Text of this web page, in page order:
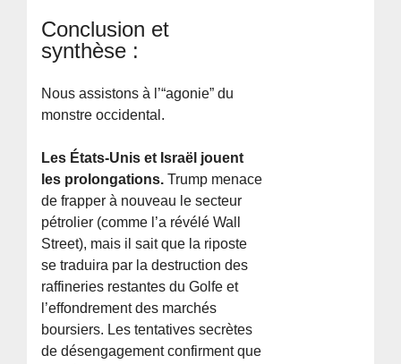
Conclusion et
synthèse :
Nous assistons à l’“agonie” du
monstre occidental.
Les États-Unis et Israël jouent
les prolongations. Trump menace
de frapper à nouveau le secteur
pétrolier (comme l’a révélé Wall
Street), mais il sait que la riposte
se traduira par la destruction des
raffineries restantes du Golfe et
l’effondrement des marchés
boursiers. Les tentatives secrètes
de désengagement confirment que